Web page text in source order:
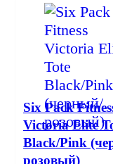
Six Pack
Victoria Elite
Black/Pink
розовый)